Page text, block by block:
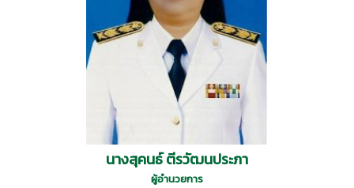
นางสุคนธ์ ตีรวัฒนประภา
ผู้อำนวยการ